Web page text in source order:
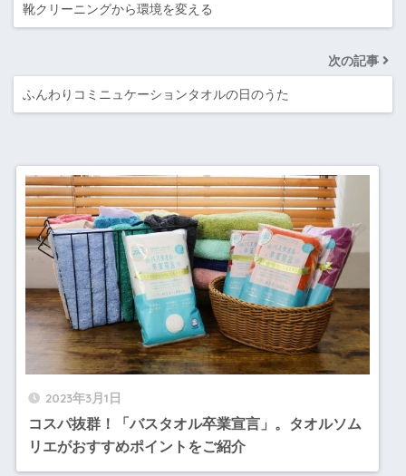
靴クリーニングから環境を変える
次の記事
ふんわりコミニュケーションタオルの日のうた
2023年3月1日
コスパ抜群！「バスタオル卒業宣言」。タオルソム
リエがおすすめポイントをご紹介